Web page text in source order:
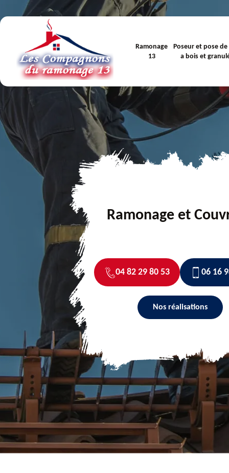
Ramonage
13
Poseur et pose
a bois et
Ramonage et
04 82 29 80 53 06 16
Nos réalisations